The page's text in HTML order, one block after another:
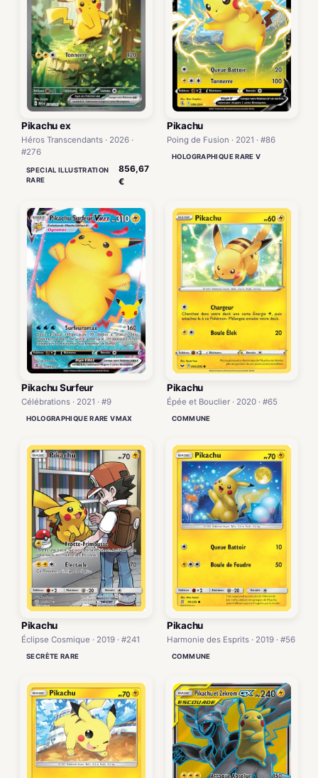
Pikachu ex
Héros Transcendants · 2026 ·
#276
SPECIAL ILLUSTRATION
RARE
856,67
€
Pikachu
Poing de Fusion · 2021 · #86
HOLOGRAPHIQUE RARE V
Pikachu Surfeur
Célébrations · 2021 · #9
HOLOGRAPHIQUE RARE VMAX
Pikachu
Épée et Bouclier · 2020 · #65
COMMUNE
Pikachu
Éclipse Cosmique · 2019 · #241
SECRÈTE RARE
Pikachu
Harmonie des Esprits · 2019 · #56
COMMUNE